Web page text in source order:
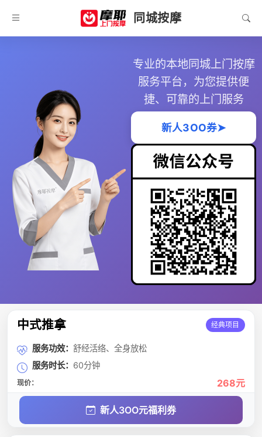
同城按摩
专业的本地同城上门按摩
服务平台，为您提供便
捷、可靠的上门服务
新人3OO券➤
中式推拿 经典项目
服务功效： 舒经活络、全身放松
服务时长： 60分钟
现价： 268元
新人3OO元福利券